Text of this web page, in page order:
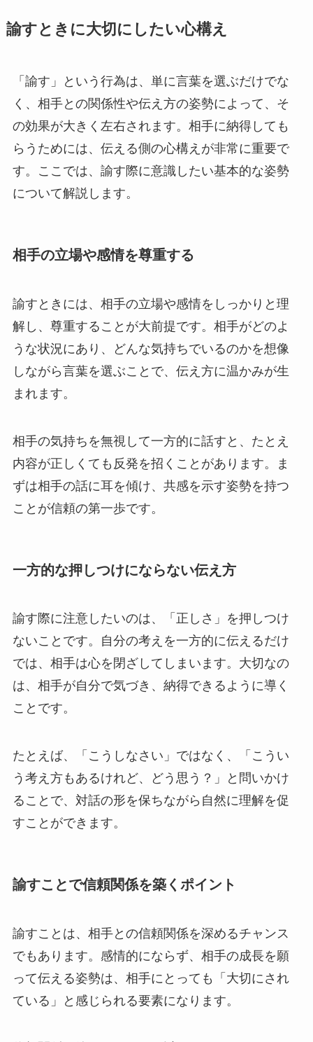
諭すときに大切にしたい心構え
「諭す」という行為は、単に言葉を選ぶだけでな
く、相手との関係性や伝え方の姿勢によって、そ
の効果が大きく左右されます。相手に納得しても
らうためには、伝える側の心構えが非常に重要で
す。ここでは、諭す際に意識したい基本的な姿勢
について解説します。
相手の立場や感情を尊重する
諭すときには、相手の立場や感情をしっかりと理
解し、尊重することが大前提です。相手がどのよ
うな状況にあり、どんな気持ちでいるのかを想像
しながら言葉を選ぶことで、伝え方に温かみが生
まれます。
相手の気持ちを無視して一方的に話すと、たとえ
内容が正しくても反発を招くことがあります。ま
ずは相手の話に耳を傾け、共感を示す姿勢を持つ
ことが信頼の第一歩です。
一方的な押しつけにならない伝え方
諭す際に注意したいのは、「正しさ」を押しつけ
ないことです。自分の考えを一方的に伝えるだけ
では、相手は心を閉ざしてしまいます。大切なの
は、相手が自分で気づき、納得できるように導く
ことです。
たとえば、「こうしなさい」ではなく、「こうい
う考え方もあるけれど、どう思う？」と問いかけ
ることで、対話の形を保ちながら自然に理解を促
すことができます。
諭すことで信頼関係を築くポイント
諭すことは、相手との信頼関係を深めるチャンス
でもあります。感情的にならず、相手の成長を願
って伝える姿勢は、相手にとっても「大切にされ
ている」と感じられる要素になります。